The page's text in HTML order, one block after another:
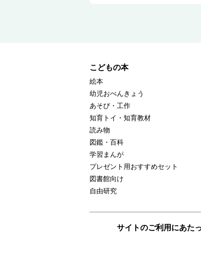
こどもの本
絵本
幼児おべんきょう
あそび・工作
知育トイ・知育教材
読み物
図鑑・百科
学習まんが
プレゼント用おすすめセット
図書館向け
自由研究
サイトのご利用にあた